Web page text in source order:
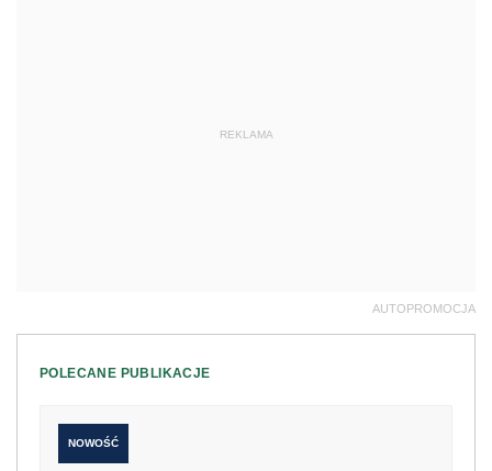
REKLAMA
AUTOPROMOCJA
POLECANE PUBLIKACJE
NOWOŚĆ